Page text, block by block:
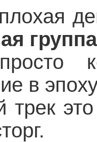
в
трек